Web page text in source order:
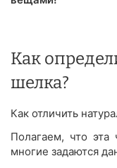
Как
шелка?
Как отличить
Полагаем, что эта
многие задаются